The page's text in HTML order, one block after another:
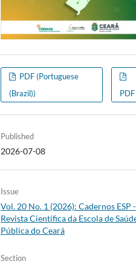
PDF (Portuguese
(Brazil))
PDF
Published
2026-07-08
Issue
Vol. 20 No. 1 (2026): Cadernos ESP -
Revista Cientí­fica da Escola de
Pública do Ceará
Section